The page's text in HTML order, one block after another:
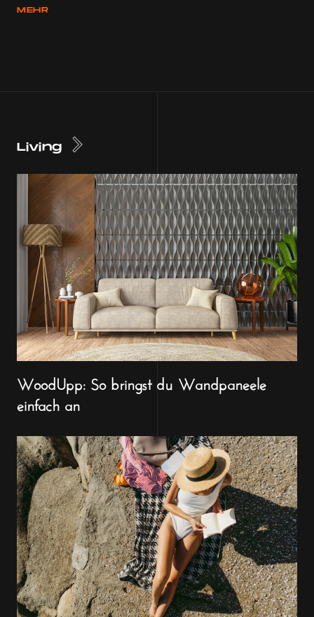
MEHR
Living
WoodUpp: So bringst du Wandpaneele
einfach an